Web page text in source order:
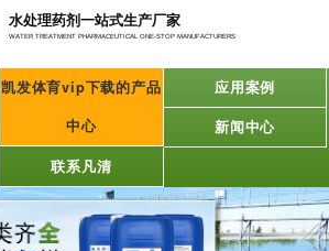
水处理药剂一站式生产厂家
WATER TREATMENT PHARMACEUTICAL ONE-STOP MANUFACTURERS
凯发体育vip下载的产品
中心
应用案例
新闻中心
联系凡清